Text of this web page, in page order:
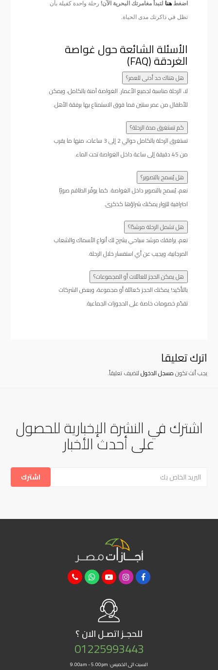
اضغطهنا لتبدأ مغامرتك البحرية الآن! رحلة واحدة كفيلة بأن
تظل في ذاكرتك مدى الحياة.
الأسئلة الشائعة حول غواصة
الغردقة (FAQ)
هل هناك حد أدنى للعمر؟
لا، الرحلة مناسبة لجميع الأعمار. الغواصة آمنة بالكامل، ويمكن
للأطفال من عمر سنتين فما فوق الاستمتاع بها برفقة الأهل.
كم تستغرق مدة الرحلة؟
تستغرق الرحلة بالكامل حوالي 2 إلى 3 ساعات، منها ما يقرب
من 45 دقيقة إلى ساعة داخل الغواصة تحت الماء.
هل يُسمح بالتصوير؟
نعم، يُسمح بالتصوير داخل الغواصة. كما يوفّر الطاقم صورًا
احترافية للزوار يمكنك شراؤها كذكرى.
هل تشمل الرحلة مرشدًا؟
نعم، يرافقك مرشد سياحي يشرح لك أنواع الأسماك والشعاب
المرجانية، ويجيب عن أي استفسار خلال الرحلة.
هل يمكن الحجز للعائلات أو المجموعات؟
بالتأكيد! يمكنك الحجز كعائلة أو مجموعة، وبعض الشركات
تقدّم خصومات خاصة على الحجوزات الجماعية.
اترك تعليقا
يجب أنت تكونمسجل الدخوللتضيف تعليقاً.
اشترك في النشرة الإخبارية للحصول
على أحدث الأخبار
للحجـزاتصـل الان ؟
01225993443
السبت الى الخميس: 9.00am - 5.00pm